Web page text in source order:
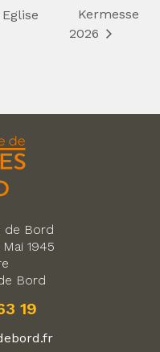
Kermesse
2026
de Bord
1945
Bord
19